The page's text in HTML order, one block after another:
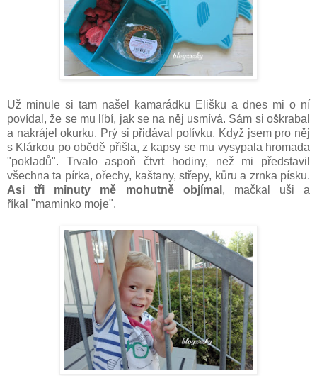
Už minule si tam našel kamarádku Elišku a dnes mi o ní
povídal, že se mu líbí, jak se na něj usmívá. Sám si oškrabal
a nakrájel okurku. Prý si přidával polívku. Když jsem pro něj
s Klárkou po obědě přišla, z kapsy se mu vysypala hromada
"pokladů". Trvalo aspoň čtvrt hodiny, než mi představil
všechna ta pírka, ořechy, kaštany, střepy, kůru a zrnka písku.
Asi tři minuty mě mohutně objímal , mačkal uši a
říkal "maminko moje".